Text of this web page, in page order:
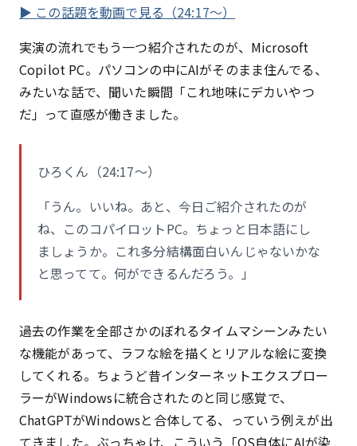
▶ この話題を動画で見る（24:17〜）
実演の流れでもう一つ紹介されたのが、Microsoft
Copilot PC。パソコンの中にAIがそのまま住んでる、
みたいな話で、聞いた瞬間「これ地味にデカいやつ
だ」って直感が働きました。
ひろくん（24:17〜）
「うん。いいね。あと、今日ご紹介されたのが
ね、このコパイロットPC。ちょっと日本語にし
ましょうか。これ多分結構面白いんじゃないかな
と思ってて。何ができるんだろう。」
過去の作業を全部さかのぼれるタイムマシーンみたい
な機能があって、ラフな絵を描くとリアルな絵に変換
してくれる。ちょうど昔インターネットエクスプロー
ラーがWindowsに統合されたのと同じ感覚で、
ChatGPTがWindowsと合体してる、っていう例えが出